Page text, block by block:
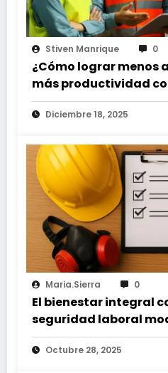
Stiven Manrique 0
¿Cómo lograr menos
más productividad
especialización en
en el trabajo?
Diciembre 18, 2025
Maria.sierra 0
El bienestar integral
seguridad laboral
Octubre 28, 2025